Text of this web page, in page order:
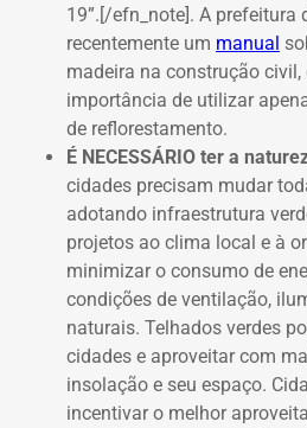
19”.[/efn_note]. A prefeitura
recentemente um manual
madeira na construção civil,
importância de utilizar
de reflorestamento.
É NECESSÁRIO ter a
cidades precisam mudar
adotando infraestrutura
projetos ao clima local e à
minimizar o consumo de
condições de ventilação,
naturais. Telhados verdes
cidades e aproveitar com
insolação e seu espaço.
incentivar o melhor